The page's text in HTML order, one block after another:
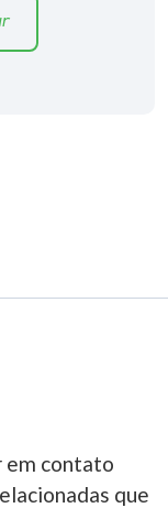
em contato
que